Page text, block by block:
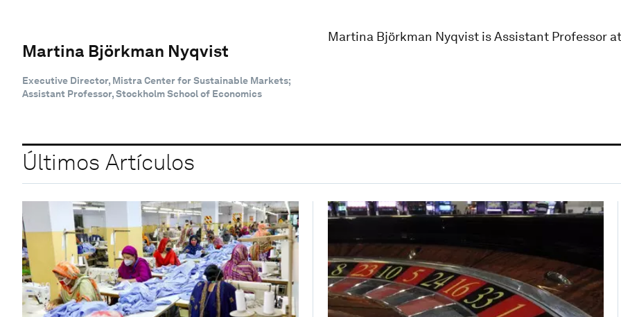
Martina Björkman Nyqvist
Executive Director, Mistra Center for Sustainable Markets;
Assistant Professor, Stockholm School of Economics
Martina Björkman Nyqvist is Assistant Professor
Últimos Artículos